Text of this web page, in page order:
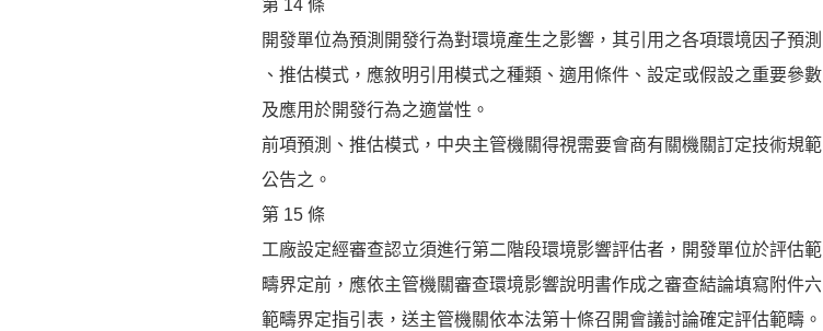
第 14 條
開發單位為預測開發行為對環境產生之影響，其引用之各項環境因子預測
、推估模式，應敘明引用模式之種類、適用條件、設定或假設之重要參數
及應用於開發行為之適當性。
前項預測、推估模式，中央主管機關得視需要會商有關機關訂定技術規範
公告之。
第 15 條
工廠設定經審查認立須進行第二階段環境影響評估者，開發單位於評估範
疇界定前，應依主管機關審查環境影響說明書作成之審查結論填寫附件六
範疇界定指引表，送主管機關依本法第十條召開會議討論確定評估範疇。